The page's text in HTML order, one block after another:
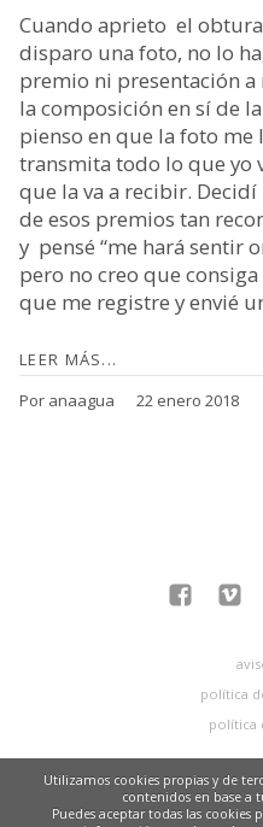
Cuando aprieto el
disparo una foto, no lo
premio ni presentación a
la composición en sí de
pienso en que la foto
transmita todo lo que yo
que la va a recibir.
de esos premios tan
y pensé “me hará sentir
pero no creo que consiga
que me registre y envié
LEER MÁS...
Por anaagua 22 enero 2018
política
política
Utilizamos cookies propias y de
contenidos en base a
Puedes aceptar todas las cookies